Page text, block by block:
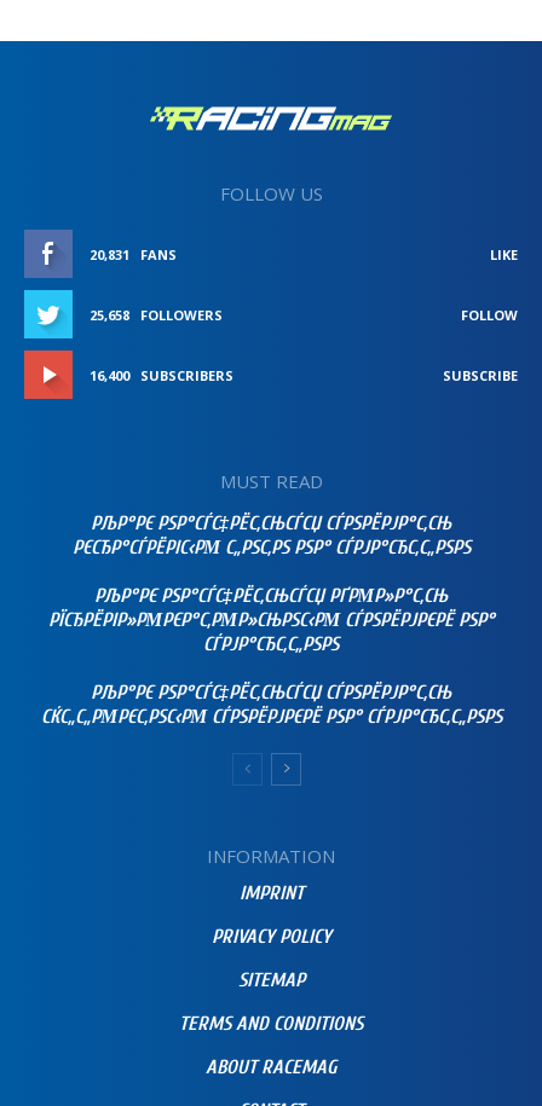
FOLLOW US
20,831 FANS LIKE
25,658 FOLLOWERS FOLLOW
16,400 SUBSCRIBERS SUBSCRIBE
MUST READ
РЉР°РЄ РЅР°СЃС‡РЁС‚СЊСЃСЏ СЃРЅРЁРЈР°С‚СЊ
РЄСЂР°СЃРЁРІС‹РΜ С„РЅС‚РЅ РЅР° СЃРЈР°СЂС‚С„РЅРЅ
РЉР°РЄ РЅР°СЃС‡РЁС‚СЊСЃСЏ РҐРΜР»Р°С‚СЊ
РЇСЂРЁРІР»РΜРЄР°С‚РΜР»СЊРЅС‹РΜ СЃРЅРЁРЈРЄРЁ РЅР°
СЃРЈР°СЂС‚С„РЅРЅ
РЉР°РЄ РЅР°СЃС‡РЁС‚СЊСЃСЏ СЃРЅРЁРЈР°С‚СЊ
СЌС„С„РΜРЄС‚РЅС‹РΜ СЃРЅРЁРЈРЄРЁ РЅР° СЃРЈР°СЂС‚С„РЅРЅ
INFORMATION
IMPRINT
PRIVACY POLICY
SITEMAP
TERMS AND CONDITIONS
ABOUT RACEMAG